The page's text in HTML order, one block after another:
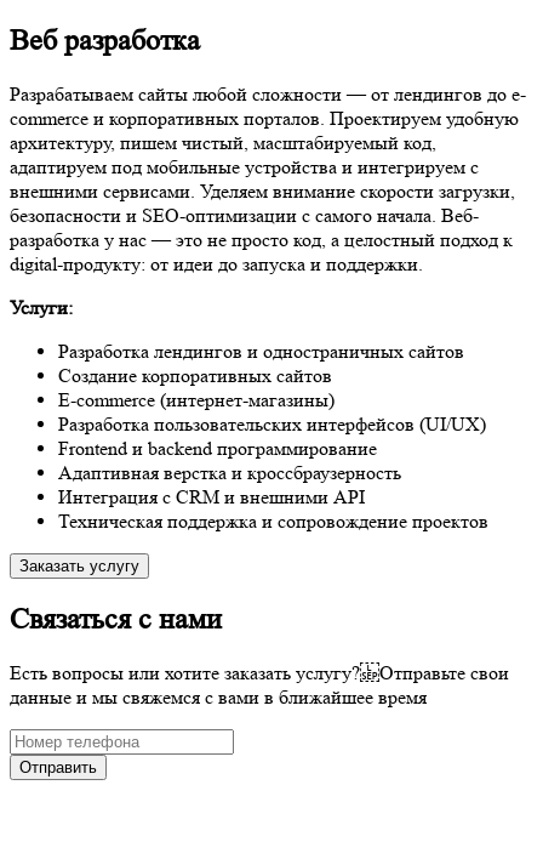
Веб разработка
Разрабатываем сайты любой сложности — от лендингов до e-
commerce и корпоративных порталов. Проектируем удобную
архитектуру, пишем чистый, масштабируемый код,
адаптируем под мобильные устройства и интегрируем с
внешними сервисами. Уделяем внимание скорости загрузки,
безопасности и SEO-оптимизации с самого начала. Веб-
разработка у нас — это не просто код, а целостный подход к
digital-продукту: от идеи до запуска и поддержки.
Услуги:
Разработка лендингов и одностраничных сайтов
Создание корпоративных сайтов
E-commerce (интернет-магазины)
Разработка пользовательских интерфейсов (UI/UX)
Frontend и backend программирование
Адаптивная верстка и кроссбраузерность
Интеграция с CRM и внешними API
Техническая поддержка и сопровождение проектов
Заказать услугу
Связаться с нами
Есть вопросы или хотите заказать услугу? Отправьте свои
данные и мы свяжемся с вами в ближайшее время
Отправить